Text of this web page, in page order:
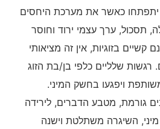
יתפתחו כאשר את מערכת היחסים
תסכול, ערך עצמי ירוד וחוסר
בזוגיות, אין זה מציאותי
רגשות שלליים כלפי בן/בת הזוג
משותפת ויפגעו בחשק המיני.
גורמת, מטבע הדברים, לירידה
השיגרה משתלטת וישנה